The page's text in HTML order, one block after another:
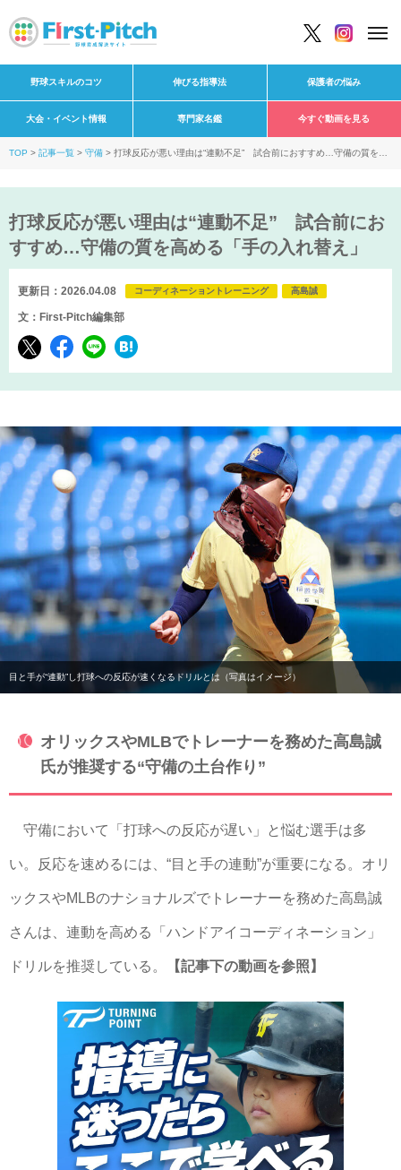
野球スキルのコツ 伸びる指導法 保護者の悩み
大会・イベント情報 専門家名鑑 今すぐ動画を見る
TOP 記事一覧 守備
打球反応が悪い理由は“連動不足” 試合前におすすめ…守備の質を高
打球反応が悪い理由は“連動不足” 試合前にお
すすめ…守備の質を高める「手の入れ替え」
更新日：2026.04.08 コーディネーショントレーニング 高島誠
文：First-Pitch編集部
目と手が“連動”し打球への反応が速くなるドリルとは（写真はイメージ）
オリックスやMLBでトレーナーを務めた高島誠
氏が推奨する“守備の土台作り”
守備において「打球への反応が遅い」と悩む選手は多
い。反応を速めるには、“目と手の連動”が重要になる。オリ
ックスやMLBのナショナルズでトレーナーを務めた高島誠
さんは、連動を高める「ハンドアイコーディネーション」
ドリルを推奨している。 【記事下の動画を参照】